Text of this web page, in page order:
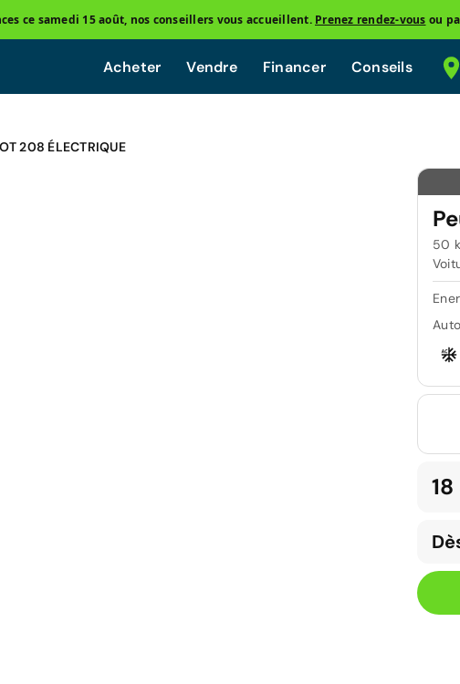
ce samedi 15 août, nos conseillers vous accueillent. Prenez rendez-vous ou
Acheter Vendre Financer Conseils
208 ÉLECTRIQUE
50